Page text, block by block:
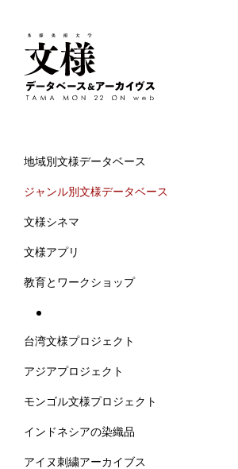
地域別文様データベース
ジャンル別文様データベース
文様シネマ
文様アプリ
教育とワークショップ
台湾文様プロジェクト
アジアプロジェクト
モンゴル文様プロジェクト
インドネシアの染織品
アイヌ刺繍アーカイブス